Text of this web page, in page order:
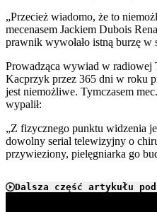
„Przecież wiadomo, że to
mecenasem Jackiem Dubois
prawnik wywołało istną burzę w
Prowadząca wywiad w radiowej
Kacprzyk przez 365 dni w roku
jest niemożliwe. Tymczasem
wypalił:
„Z fizycznego punktu widzenia
dowolny serial telewizyjny o
przywieziony, pielęgniarka go
Dalsza część artykułu